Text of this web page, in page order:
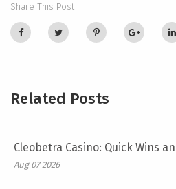
Share This Post
Related Posts
Cleobetra Casino: Quick Wins
Aug 07 2026